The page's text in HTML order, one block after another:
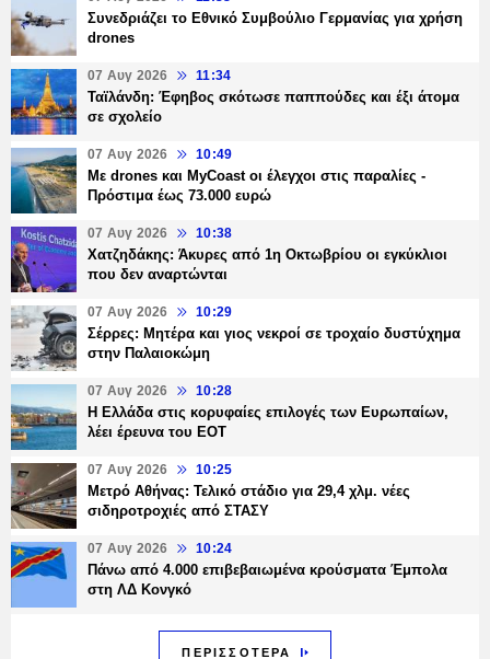
Συνεδριάζει το Εθνικό Συμβούλιο Γερμανίας για χρήση
drones
07 Αυγ 2026 11:34
Ταϊλάνδη: Έφηβος σκότωσε παππούδες και έξι άτομα
σε σχολείο
07 Αυγ 2026 10:49
Με drones και MyCoast οι έλεγχοι στις παραλίες -
Πρόστιμα έως 73.000 ευρώ
07 Αυγ 2026 10:38
Χατζηδάκης: Άκυρες από 1η Οκτωβρίου οι εγκύκλιοι
που δεν αναρτώνται
07 Αυγ 2026 10:29
Σέρρες: Μητέρα και γιος νεκροί σε τροχαίο δυστύχημα
στην Παλαιοκώμη
07 Αυγ 2026 10:28
Η Ελλάδα στις κορυφαίες επιλογές των Ευρωπαίων,
λέει έρευνα του ΕΟΤ
07 Αυγ 2026 10:25
Μετρό Αθήνας: Τελικό στάδιο για 29,4 χλμ. νέες
σιδηροτροχιές από ΣΤΑΣΥ
07 Αυγ 2026 10:24
Πάνω από 4.000 επιβεβαιωμένα κρούσματα Έμπολα
στη ΛΔ Κονγκό
ΠΕΡΙΣΣΟΤΕΡΑ